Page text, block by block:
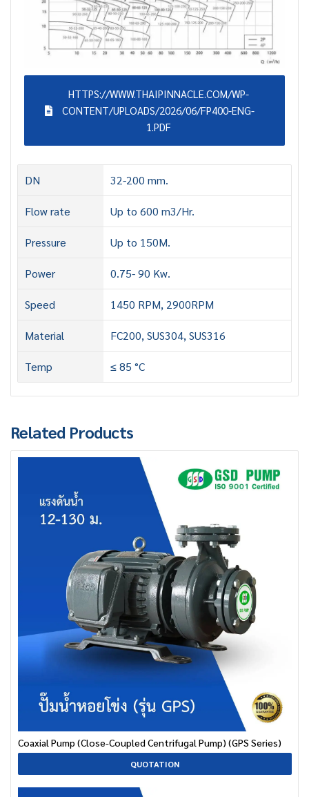
HTTPS://WWW.THAIPINNACLE.COM/WP-
CONTENT/UPLOADS/2026/06/FP400-ENG-
1.PDF
DN 32-200 mm.
Flow rate Up to 600 m3/Hr.
Pressure Up to 150M.
Power 0.75- 90 Kw.
Speed 1450 RPM, 2900RPM
Material FC200, SUS304, SUS316
Temp ≤ 85 °C
Related Products
Coaxial Pump (Close-Coupled Centrifugal Pump) (GPS Series)
QUOTATION